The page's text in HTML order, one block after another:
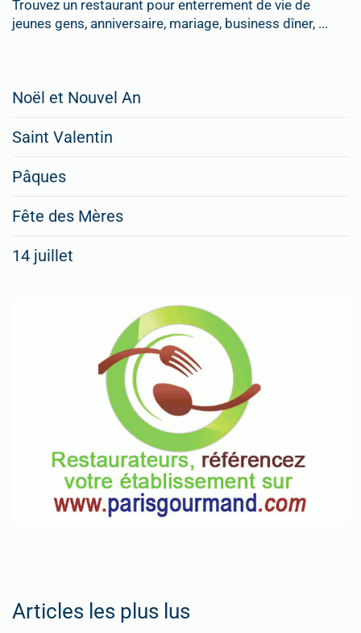
Trouvez un restaurant pour enterrement de vie de
jeunes gens, anniversaire, mariage, business dîner, ...
rubriques
Spéciales
Fêtes
Pour
enregistrer
votre
restaurant
Noël et Nouvel An
Saint Valentin
Pâques
Fête des Mères
14 juillet
Articles les plus lus